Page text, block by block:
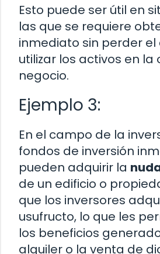
Esto puede ser útil en
las que se requiere
inmediato sin perder el
utilizar los activos en la
negocio.
Ejemplo 3:
En el campo de la
fondos de inversión
pueden adquirir la
de un edificio o
que los inversores
usufructo, lo que les
los beneficios
alquiler o la venta de